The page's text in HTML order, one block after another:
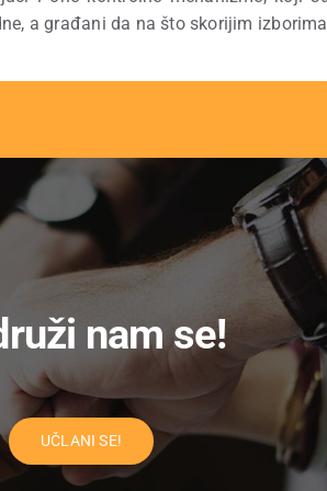
a građani da na što skorijim
nam se!
UČLANI SE!